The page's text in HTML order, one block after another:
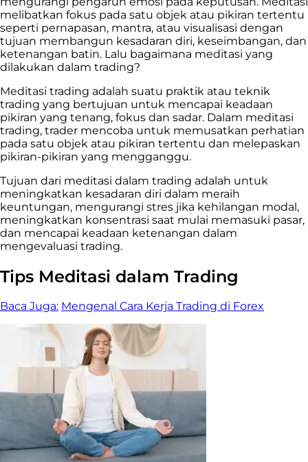
melibatkan fokus pada satu objek atau pikiran tertentu
seperti pernapasan, mantra, atau visualisasi dengan
tujuan membangun kesadaran diri, keseimbangan, dan
ketenangan batin. Lalu bagaimana meditasi yang
dilakukan dalam trading?
Meditasi trading adalah suatu praktik atau teknik
trading yang bertujuan untuk mencapai keadaan
pikiran yang tenang, fokus dan sadar. Dalam meditasi
trading, trader mencoba untuk memusatkan perhatian
pada satu objek atau pikiran tertentu dan melepaskan
pikiran-pikiran yang mengganggu.
Tujuan dari meditasi dalam trading adalah untuk
meningkatkan kesadaran diri dalam meraih
keuntungan, mengurangi stres jika kehilangan modal,
meningkatkan konsentrasi saat mulai memasuki pasar,
dan mencapai keadaan ketenangan dalam
mengevaluasi trading.
Tips Meditasi dalam Trading
Baca Juga: Mengenal Cara Kerja Trading di Forex